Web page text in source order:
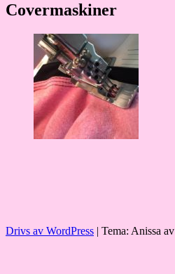
Covermaskiner
Drivs av WordPress | Tema: Anissa av